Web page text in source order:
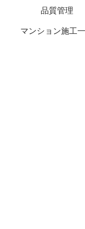
品質管理
マンション施工